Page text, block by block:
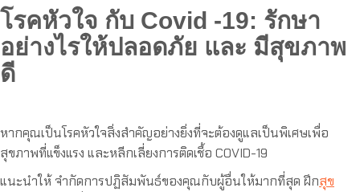
โรคหัวใจ กับ Covid -19: รักษา
อย่างไรให้ปลอดภัย และ มีสุขภาพ
ดี
หากคุณเป็นโรคหัวใจสิ่งสำคัญอย่างยิ่งที่จะต้องดูแลเป็นพิเศษเพื่อ
สุขภาพที่แข็งแรง และหลีกเลี่ยงการติดเชื้อ COVID-19
แนะนำให้ จำกัดการปฏิสัมพันธ์ของคุณกับผู้อื่นให้มากที่สุด ฝึกสุข